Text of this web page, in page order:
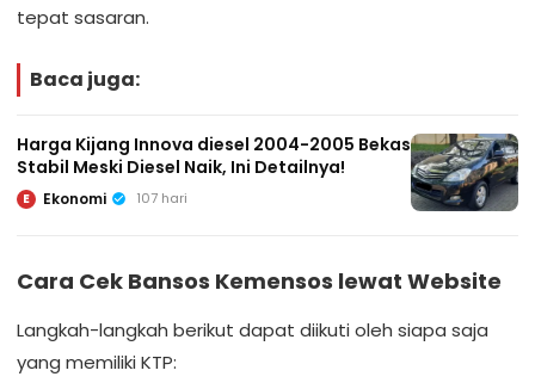
tepat sasaran.
Baca juga:
Harga Kijang Innova diesel 2004-2005 Bekas
Stabil Meski Diesel Naik, Ini Detailnya!
E Ekonomi 107 hari
Cara Cek Bansos Kemensos lewat Website
Langkah-langkah berikut dapat diikuti oleh siapa saja
yang memiliki KTP: